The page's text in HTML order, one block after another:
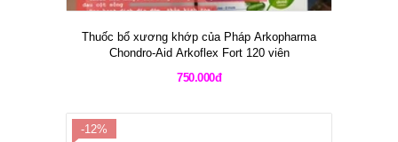
Thuốc bổ xương khớp của Pháp Arkopharma
Chondro-Aid Arkoflex Fort 120 viên
750.000đ
-12%